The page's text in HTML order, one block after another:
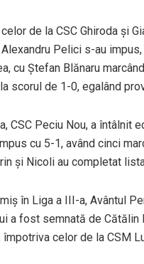
de la CSC Ghiroda și
Pelici s-au
cu Ștefan Blănaru
scorul de 1-0, egalând
CSC Peciu Nou, a întâlnit
cu 5-1, având cinci
și Nicoli au completat
în Liga a III-a, Avântul
a fost semnată de
celor de la CSM